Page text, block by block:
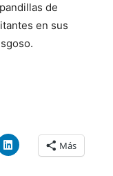
de
en sus
Más